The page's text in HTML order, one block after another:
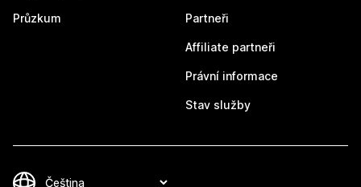
Průzkum Partneři
Affiliate partneři
Právní informace
Stav služby